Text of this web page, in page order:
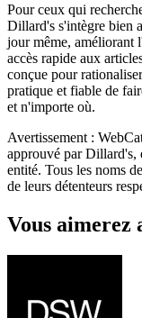
Pour ceux qui
Dillard's s'intègre bien
jour même, améliorant
accès rapide aux
conçue pour
pratique et fiable de
et n'importe où.
Avertissement :
approuvé par Dillard's,
entité. Tous les noms
de leurs détenteurs
Vous aimerez